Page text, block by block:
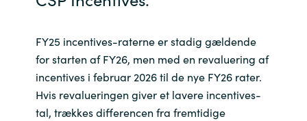
Germany
Hungary
Iceland
India
FY25 incentives-raterne er stadig gældende
for starten af FY26, men med en revaluering af
incentives i februar 2026 til de nye FY26 rater.
Hvis revalueringen giver et lavere incentives-
tal, trækkes differencen fra fremtidige